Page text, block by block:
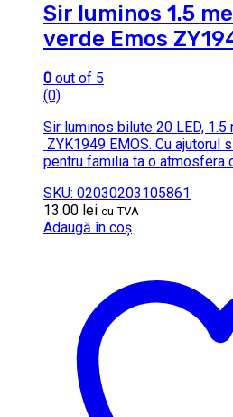
Sir luminos 1.5
verde Emos
0 out of 5
(0)
Sir luminos bilute 20 LED, 1.5
ZYK1949 EMOS. Cu ajutorul
pentru familia ta o atmosfera
SKU: 02030203105861
13.00 lei cu TVA
Adaugă în coș